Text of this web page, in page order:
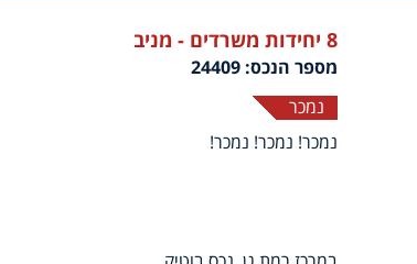
8 יחידות משרדים - מניב
מספר הנכס: 24409
נמכר
נמכר! נמכר! נמכר!